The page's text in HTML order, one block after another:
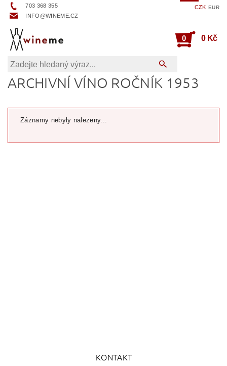
703 368 355
INFO@WINEME.CZ
CZK EUR
0 0 Kč
ARCHIVNÍ VÍNO ROČNÍK 1953
Záznamy nebyly nalezeny...
KONTAKT